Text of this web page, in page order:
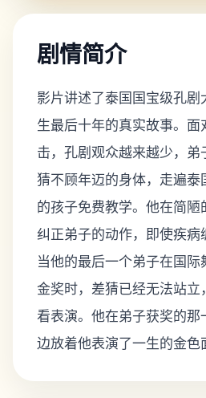
剧情简介
影片讲述了泰国国宝级孔剧
生最后十年的真实故事。面
击，孔剧观众越来越少，弟
猜不顾年迈的身体，走遍泰
的孩子免费教学。他在简陋
纠正弟子的动作，即使疾病
当他的最后一个弟子在国
金奖时，差猜已经无法站立
看表演。他在弟子获奖的那
边放着他表演了一生的金色